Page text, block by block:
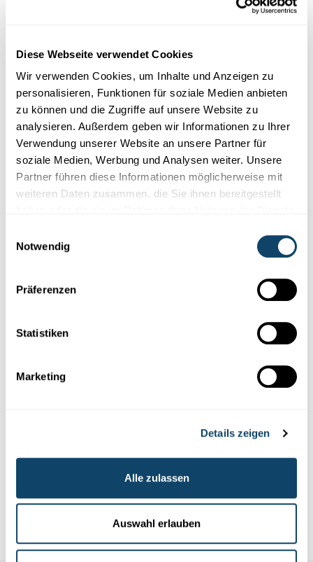
Diese Webseite verwendet Cookies
Wir verwenden Cookies, um Inhalte und Anzeigen zu
personalisieren, Funktionen für soziale Medien anbieten
zu können und die Zugriffe auf unsere Website zu
analysieren. Außerdem geben wir Informationen zu Ihrer
Verwendung unserer Website an unsere Partner für
soziale Medien, Werbung und Analysen weiter. Unsere
Partner führen diese Informationen möglicherweise mit
weiteren Daten zusammen, die Sie ihnen bereitgestellt
Notwendig
Präferenzen
Statistiken
Marketing
Details zeigen
Alle zulassen
Auswahl erlauben
Forschung in Luxemburg
GESUNDHEIT
Welche Auswirkung hat die Trennung der
Eltern auf das Körpergewicht ihrer Kinder?
Forscher aus Luxemburg und London haben festgestellt: Nach
einer Trennung der Eltern steigt derBody-Mass-Index(BMI)
de...
Liser
Wissenschaft in der Gesellschaft
Welche Folgen hat der Brexit für die
Entsprechend besorgt ist die Wissenschaft
mit Blic...